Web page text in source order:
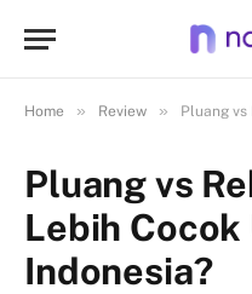
Home » Review » Pluang vs
Pluang vs
Lebih
Indonesia?